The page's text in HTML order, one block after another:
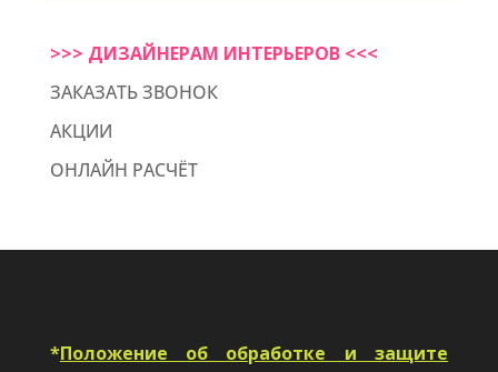
>>> ДИЗАЙНЕРАМ ИНТЕРЬЕРОВ <<<
ЗАКАЗАТЬ ЗВОНОК
АКЦИИ
ОНЛАЙН РАСЧЁТ
*Положение об обработке и защите